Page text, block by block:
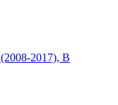
2017), В